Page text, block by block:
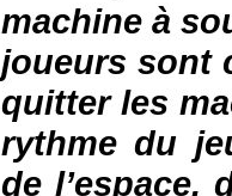
machine à
joueurs sont
quitter les
rythme du
de l’espace,